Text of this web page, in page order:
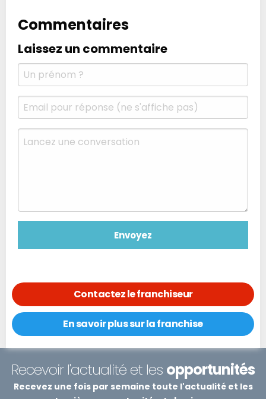
Commentaires
Laissez un commentaire
Contactez le franchiseur
En savoir plus sur la franchise
Recevoir l'actualité et les opportunités
Recevez une fois par semaine toute l'actualité et les